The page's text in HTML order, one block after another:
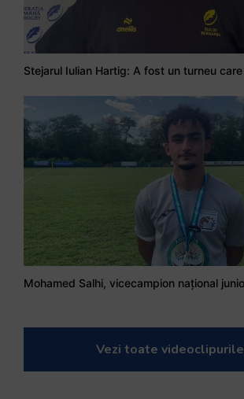
Vezi toate videoclipurile